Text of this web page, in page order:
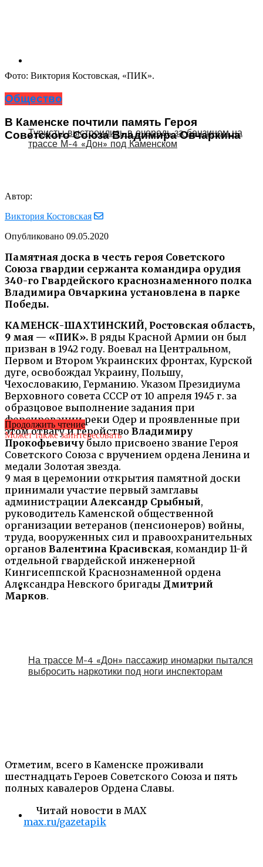
Туристы выстроились в очередь за бензином на
трассе М-4 «Дон» под Каменском
Фото: Виктория Костовская, «ПИК».
Общество
В Каменске почтили память Героя
Советского Союза Владимира Овчаркина
Автор:
Виктория Костовская
Опубликовано 09.05.2020
Памятная доска в честь героя Советского
Союза гвардии сержанта командира орудия
340-го Гвардейского краснознаменного полка
Владимира Овчаркина установлена в парке
Победы.
КАМЕНСК-ШАХТИНСКИЙ, Ростовская область,
9 мая — «ПИК». В ряды Красной Армии он был
призван в 1942 году. Воевал на Центральном,
Первом и Втором Украинских фронтах, Курской
дуге, освобождал Украину, Польшу,
Чехословакию, Германию. Указом Президиума
Верховного совета СССР от 10 апреля 1945 г. за
образцовое выполнение задания при
форсировании реки Одер и проявленные при
этом отвагу и геройство Владимиру
Прокофьевичу было присвоено звание Героя
Советского Союза с вручением ордена Ленина и
медали Золотая звезда.
9 мая в церемонии открытия памятной доски
принимали участие первый замглавы
администрации Александр Срыбный,
руководитель Каменской общественной
организации ветеранов (пенсионеров) войны,
труда, вооруженных сил и правоохранительных
органов Валентина Красивская, командир 11-й
отдельной гвардейской инженерной
Кингисеппской Краснознаменной ордена
Александра Невского бригады Дмитрий
Марков.
Отметим, всего в Каменске проживали
шестнадцать Героев Советского Союза и пять
полных кавалеров Ордена Славы.
Читай новости в MAX
max.ru/gazetapik
Продолжить чтение
Может также заинтересовать
На трассе М-4 «Дон» пассажир иномарки пытался
выбросить наркотики под ноги инспекторам